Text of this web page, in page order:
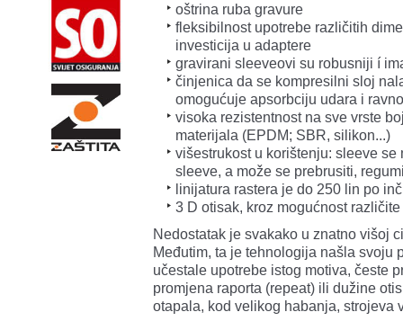
oštrina ruba gravure
fleksibilnost upotrebe različitih
investicija u adaptere
gravirani sleeveovi su robusniji í
činjenica da se kompresilni sloj
omogućuje apsorbciju udara i
visoka rezistentnost na sve vrste
materijala (EPDM; SBR, silikon...)
višestrukost u korištenju: sleeve
sleeve, a može se prebrusiti,
linijatura rastera je do 250 lin po
3 D otisak, kroz mogućnost
Nedostatak je svakako u znatno višoj
Međutim, ta je tehnologija našla svoju
učestale upotrebe istog motiva, česte
promjena raporta (repeat) ili dužine
otapala, kod velikog habanja, strojeva